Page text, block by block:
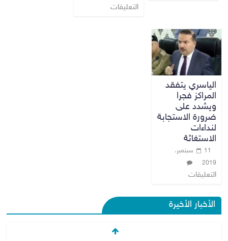
التعليقات
الياسري يتفقد
المراكز فجرا
ويشدد على
ضرورة الاستجابة
لنداءات
الاستغاثة
11 سبتمبر،
2019
التعليقات
الأخبار الأخيرة